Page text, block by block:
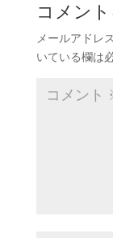
コメン
メールアドレ
いている欄は